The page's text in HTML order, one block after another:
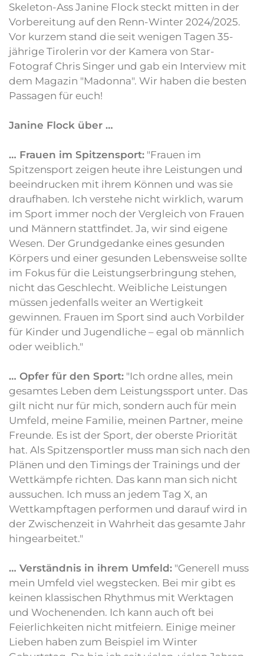
Skeleton-Ass Janine Flock steckt mitten in der
Vorbereitung auf den Renn-Winter 2024/2025.
Vor kurzem stand die seit wenigen Tagen 35-
jährige Tirolerin vor der Kamera von Star-
Fotograf Chris Singer und gab ein Interview mit
dem Magazin "Madonna". Wir haben die besten
Passagen für euch!
Janine Flock über …
… Frauen im Spitzensport: "Frauen im
Spitzensport zeigen heute ihre Leistungen und
beeindrucken mit ihrem Können und was sie
draufhaben. Ich verstehe nicht wirklich, warum
im Sport immer noch der Vergleich von Frauen
und Männern stattfindet. Ja, wir sind eigene
Wesen. Der Grundgedanke eines gesunden
Körpers und einer gesunden Lebensweise sollte
im Fokus für die Leistungserbringung stehen,
nicht das Geschlecht. Weibliche Leistungen
müssen jedenfalls weiter an Wertigkeit
gewinnen. Frauen im Sport sind auch Vorbilder
für Kinder und Jugendliche – egal ob männlich
oder weiblich."
… Opfer für den Sport: "Ich ordne alles, mein
gesamtes Leben dem Leistungssport unter. Das
gilt nicht nur für mich, sondern auch für mein
Umfeld, meine Familie, meinen Partner, meine
Freunde. Es ist der Sport, der oberste Priorität
hat. Als Spitzensportler muss man sich nach den
Plänen und den Timings der Trainings und der
Wettkämpfe richten. Das kann man sich nicht
aussuchen. Ich muss an jedem Tag X, an
Wettkampftagen performen und darauf wird in
der Zwischenzeit in Wahrheit das gesamte Jahr
hingearbeitet."
… Verständnis in ihrem Umfeld: "Generell muss
mein Umfeld viel wegstecken. Bei mir gibt es
keinen klassischen Rhythmus mit Werktagen
und Wochenenden. Ich kann auch oft bei
Feierlichkeiten nicht mitfeiern. Einige meiner
Lieben haben zum Beispiel im Winter